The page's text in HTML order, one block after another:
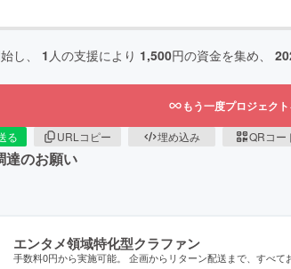
し、 1 人の支援により 1,500円の資金を集め、
もう一度プロジェク
る URLコピー 埋め込み QRコー
達のお願い
エンタメ領域特化型クラファン
手数料0円から実施可能。 企画からリターン配送まで、すべて